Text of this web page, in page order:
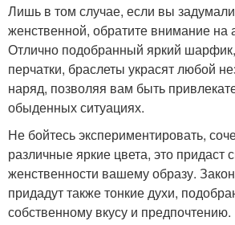
Лишь в том случае, если вы
женственной, обратите внимание на
Отлично подобранный яркий
перчатки, браслеты украсят любой
наряд, позволяя вам быть
обыденных ситуациях.
Не бойтесь экспериментировать,
различные яркие цвета, это придаст
женственности вашему образу.
придадут также тонкие духи,
собственному вкусу и предпочтению.